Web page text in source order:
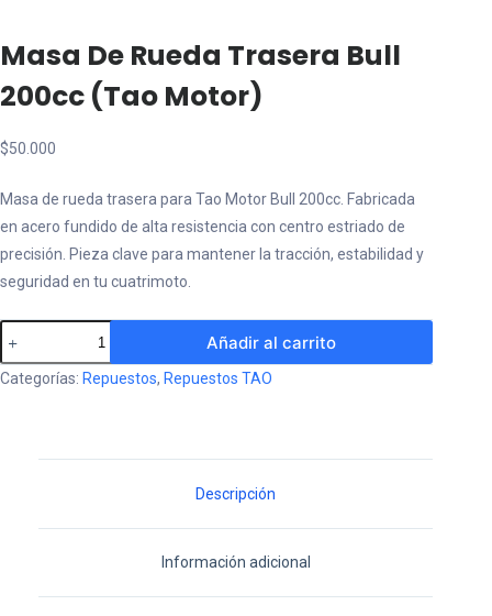
Masa De Rueda Trasera Bull
200cc (tao Motor)
$50.000
Masa de rueda trasera para Tao Motor Bull 200cc. Fabricada
en acero fundido de alta resistencia con centro estriado de
precisión. Pieza clave para mantener la tracción, estabilidad y
seguridad en tu cuatrimoto.
de
Rueda
Añadir al carrito
Categorías: Repuestos, Repuestos TAO
Descripción
Información adicional